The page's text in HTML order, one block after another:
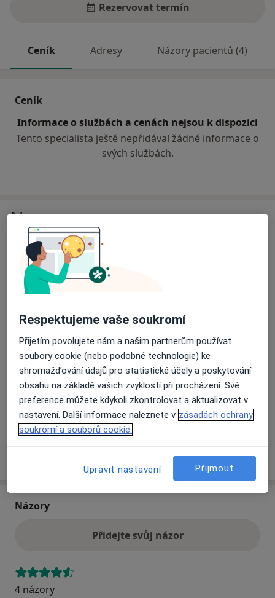
Rezervovat termín
Ceník Adresy Názory pacientů (4)
Ceník
Informace o službách a cenách nejsou k dispozici
Tento specialista ještě nepřidával žádné informace o
svých službách.
Adresa
Zdravotní středisko Přelouč
Hradecká 1383,
Dostupnost
Na této adrese online kalendář není aktivní
Co mám v takové situaci udělat?
Způsoby platby (soukromé návštěvy)
Na teto adrese lékař přijímá pacienty na pojišťovnu
Detaily
o adrese
Názory
Přidejte svůj názor
4 názory
Respektujeme vaše soukromí
Přijetím povolujete nám a našim partnerům používat
soubory cookie (nebo podobné technologie) ke
shromažďování údajů pro statistické účely a poskytování
obsahu na základě vašich zvyklostí při procházení. Své
preference můžete kdykoli zkontrolovat a aktualizovat v
nastavení. Další informace naleznete v zásadách ochrany
soukromí a souborů cookie.
Upravit nastavení Přijmout